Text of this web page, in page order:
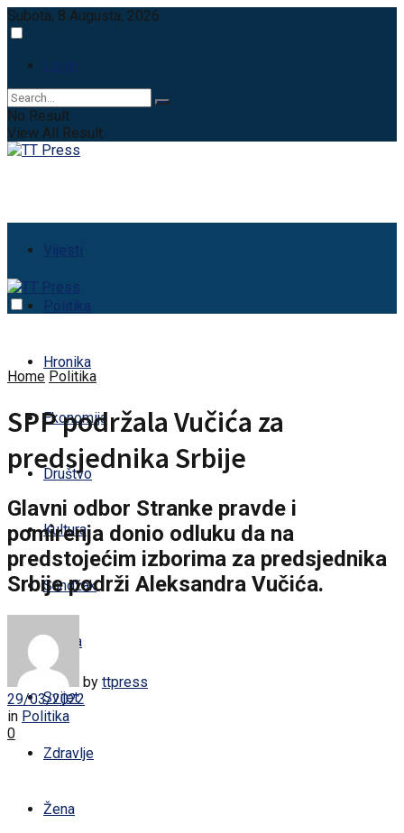
Subota, 8 Augusta, 2026
Login
No Result
View All Result
Vijesti
Politika
Hronika
Ekonomija
Društvo
Kultura
Sandžak
Regija
Svijet
Zdravlje
Žena
Home Politika
SPP podržala Vučića za
predsjednika Srbije
Glavni odbor Stranke pravde i
pomirenja donio odluku da na
predstojećim izborima za predsjednika
Srbije podrži Aleksandra Vučića.
by ttpress
29/03/2022
in Politika
0